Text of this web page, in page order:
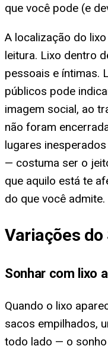
que você pode (e
A localização do
leitura. Lixo dentro
pessoais e íntimas.
públicos pode
imagem social, ao
não foram
lugares
— costuma ser o
que aquilo está te
do que você admite.
Variações do
Sonhar com lixo
Quando o lixo
sacos empilhados,
todo lado — o